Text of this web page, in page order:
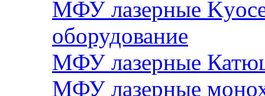
МФУ лазерные
оборудование
МФУ лазерные
МФУ лазерные